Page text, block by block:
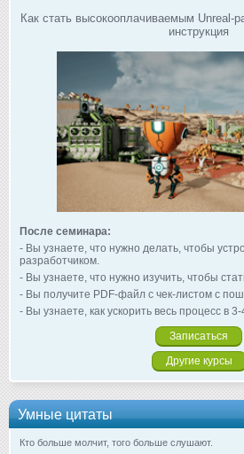
Как стать высокооплачиваемым Unreal-
инструкция
После семинара:
- Вы узнаете, что нужно делать, чтобы
разработчиком.
- Вы узнаете, что нужно изучить, чтобы
- Вы получите PDF-файл с чек-листом с
- Вы узнаете, как ускорить весь процесс в 3-
Записаться
Другие курсы
Умные цитаты
Кто больше молчит, того больше слушают.